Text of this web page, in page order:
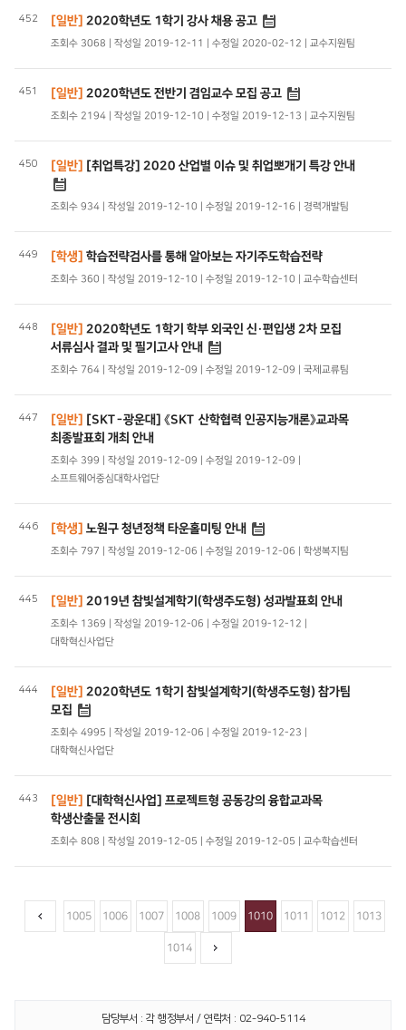
452 [일반] 2020학년도 1학기 강사 채용 공고
조회수 3068 | 작성일 2019-12-11 | 수정일 2020-02-12 | 교수지원팀
451 [일반] 2020학년도 전반기 겸임교수 모집 공고
조회수 2194 | 작성일 2019-12-10 | 수정일 2019-12-13 | 교수지원팀
450 [일반] [취업특강] 2020 산업별 이슈 및 취업뽀개기 특강 안내
조회수 934 | 작성일 2019-12-10 | 수정일 2019-12-16 | 경력개발팀
449 [학생] 학습전략검사를 통해 알아보는 자기주도학습전략
조회수 360 | 작성일 2019-12-10 | 수정일 2019-12-10 | 교수학습센터
448 [일반] 2020학년도 1학기 학부 외국인 신·편입생 2차 모집
서류심사 결과 및 필기고사 안내
조회수 764 | 작성일 2019-12-09 | 수정일 2019-12-09 | 국제교류팀
447 [일반] [SKT-광운대] 《SKT 산학협력 인공지능개론》교과목
최종발표회 개최 안내
조회수 399 | 작성일 2019-12-09 | 수정일 2019-12-09 |
소프트웨어중심대학사업단
446 [학생] 노원구 청년정책 타운홀미팅 안내
조회수 797 | 작성일 2019-12-06 | 수정일 2019-12-06 | 학생복지팀
445 [일반] 2019년 참빛설계학기(학생주도형) 성과발표회 안내
조회수 1369 | 작성일 2019-12-06 | 수정일 2019-12-12 |
대학혁신사업단
444 [일반] 2020학년도 1학기 참빛설계학기(학생주도형) 참가팀
모집
조회수 4995 | 작성일 2019-12-06 | 수정일 2019-12-23 |
대학혁신사업단
443 [일반] [대학혁신사업] 프로젝트형 공동강의 융합교과목
학생산출물 전시회
조회수 808 | 작성일 2019-12-05 | 수정일 2019-12-05 | 교수학습센터
1005 1006 1007 1008 1009 1010 1011 1012 1013
1014
담당부서 : 각 행정부서 / 연락처 : 02-940-5114